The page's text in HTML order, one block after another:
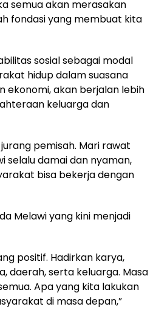
semua akan merasakan
fondasi yang membuat kita
sosial sebagai modal
hidup dalam suasana
ekonomi, akan berjalan lebih
keluarga dan
pemisah. Mari rawat
selalu damai dan nyaman,
bisa bekerja dengan
Melawi yang kini menjadi
positif. Hadirkan karya,
daerah, serta keluarga. Masa
Apa yang kita lakukan
di masa depan,”